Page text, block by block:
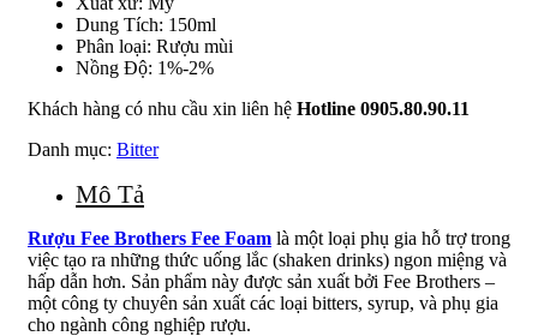
Dung Tích: 150ml
Phân loại: Rượu mùi
Nồng Độ: 1%-2%
Khách hàng có nhu cầu xin liên hệ Hotline 0905.80.90.11
Danh mục: Bitter
Mô Tả
Rượu Fee Brothers Fee Foam là một loại phụ gia hỗ trợ trong
việc tạo ra những thức uống lắc (shaken drinks) ngon miệng và
hấp dẫn hơn. Sản phẩm này được sản xuất bởi Fee Brothers –
một công ty chuyên sản xuất các loại bitters, syrup, và phụ gia
cho ngành công nghiệp rượu.